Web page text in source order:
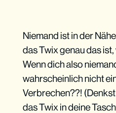
Niemand ist in der
das Twix genau das
Wenn dich also
wahrscheinlich nicht
Verbrechen??!
das Twix in deine